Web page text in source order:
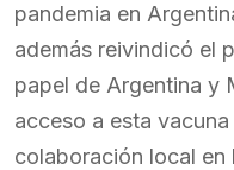
pandemia en
además reivindicó el
papel de Argentina y
acceso a esta
colaboración local en